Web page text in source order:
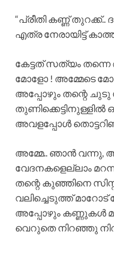
“പ്രീതി കണ്ണ് തുറക്ക്..
എത്ര നേരായിട്ട്
കേട്ടത് സത്യം
മോളോ ! അമ്മേടെ
അപ്പോഴും തന്റെ
അവളപ്പോൾ
അമ്മേ.. ഞാൻ വന്നു,
വേദനകളെല്ലാം
തന്റെ കുഞ്ഞിനെ
വലിച്ചെടുത്ത് മാറോട്
അപ്പോഴും കണ്ണുകൾ
വെറുതെ നിറഞ്ഞു